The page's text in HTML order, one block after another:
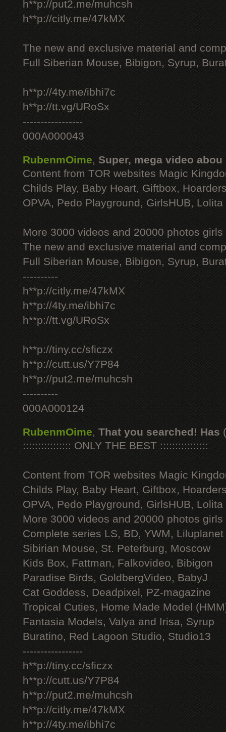
h**p://put2.me/muhcsh
h**p://citly.me/47kMX
The new and exclusive material and
Full Siberian Mouse, Bibigon, Syrup,
h**p://4ty.me/ibhi7c
h**p://tt.vg/URoSx
-----------------
000A000043
RubenmOime, Super, mega video abou
Content from TOR websites Magic
Childs Play, Baby Heart, Giftbox,
OPVA, Pedo Playground, GirlsHUB, Lolita
More 3000 videos and 20000 photos
The new and exclusive material and
Full Siberian Mouse, Bibigon, Syrup,
----------
h**p://citly.me/47kMX
h**p://4ty.me/ibhi7c
h**p://tt.vg/URoSx
h**p://tiny.cc/sficzx
h**p://cutt.us/Y7P84
h**p://put2.me/muhcsh
----------
000A000124
RubenmOime, That you searched! Has
:::::::::::::::: ONLY THE BEST ::::::::::::::::
Content from TOR websites Magic
Childs Play, Baby Heart, Giftbox,
OPVA, Pedo Playground, GirlsHUB, Lolita
More 3000 videos and 20000 photos
Complete series LS, BD, YWM, Liluplanet
Sibirian Mouse, St. Peterburg, Moscow
Kids Box, Fattman, Falkovideo, Bibigon
Paradise Birds, GoldbergVideo, BabyJ
Cat Goddess, Deadpixel, PZ-magazine
Tropical Cuties, Home Made Model
Fantasia Models, Valya and Irisa, Syrup
Buratino, Red Lagoon Studio, Studio13
-----------------
h**p://tiny.cc/sficzx
h**p://cutt.us/Y7P84
h**p://put2.me/muhcsh
h**p://citly.me/47kMX
h**p://4ty.me/ibhi7c